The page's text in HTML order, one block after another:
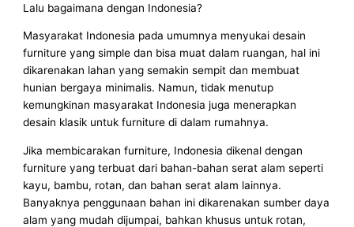
Lalu bagaimana dengan Indonesia?
Masyarakat Indonesia pada umumnya menyukai desain
furniture yang simple dan bisa muat dalam ruangan, hal ini
dikarenakan lahan yang semakin sempit dan membuat
hunian bergaya minimalis. Namun, tidak menutup
kemungkinan masyarakat Indonesia juga menerapkan
desain klasik untuk furniture di dalam rumahnya.
Jika membicarakan furniture, Indonesia dikenal dengan
furniture yang terbuat dari bahan-bahan serat alam seperti
kayu, bambu, rotan, dan bahan serat alam lainnya.
Banyaknya penggunaan bahan ini dikarenakan sumber daya
alam yang mudah dijumpai, bahkan khusus untuk rotan,